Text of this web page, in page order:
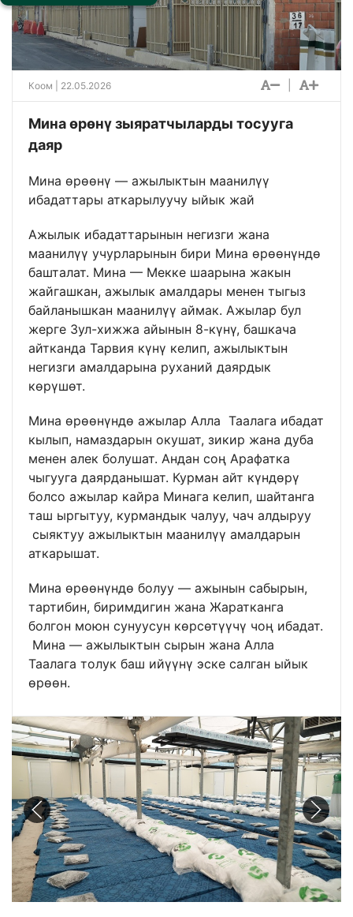
Коом | 22.05.2026
Мина өрөнү зыяратчыларды тосууга
даяр
Мина өрөөнү — ажылыктын маанилүү
ибадаттары аткарылуучу ыйык жай
Ажылык ибадаттарынын негизги жана
маанилүү учурларынын бири Мина өрөөнүндө
башталат. Мина — Мекке шаарына жакын
жайгашкан, ажылык амалдары менен тыгыз
байланышкан маанилүү аймак. Ажылар бул
жерге Зул-хижжа айынын 8-күнү, башкача
айтканда Тарвия күнү келип, ажылыктын
негизги амалдарына руханий даярдык
көрүшөт.
Мина өрөөнүндө ажылар Алла Таалага ибадат
кылып, намаздарын окушат, зикир жана дуба
менен алек болушат. Андан соң Арафатка
чыгууга даярданышат. Курман айт күндөрү
болсо ажылар кайра Минага келип, шайтанга
таш ыргытуу, курмандык чалуу, чач алдыруу
сыяктуу ажылыктын маанилүү амалдарын
аткарышат.
Мина өрөөнүндө болуу — ажынын сабырын,
тартибин, биримдигин жана Жаратканга
болгон моюн сунуусун көрсөтүүчү чоң ибадат.
Мина — ажылыктын сырын жана Алла
Таалага толук баш ийүүнү эске салган ыйык
өрөөн.